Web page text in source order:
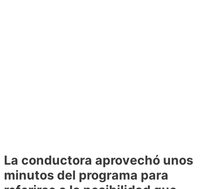
La conductora aprovechó unos
minutos del programa para